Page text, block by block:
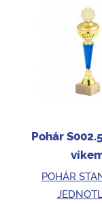
Pohár
POHÁR